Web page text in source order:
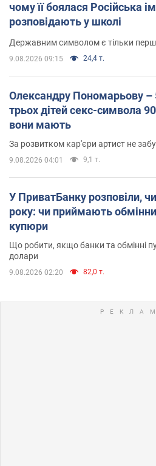
чому її боялася Російська
розповідають у школі
Державним символом є тільки
9.08.2026 09:15 24,4 т.
Олександру Пономарьову –
трьох дітей секс-символа
вони мають
За розвитком кар'єри артист не
9.08.2026 04:01 9,1 т.
У ПриватБанку розповіли,
року: чи приймають
купюри
Що робити, якщо банки та обмінні
долари
9.08.2026 02:20 82,0 т.